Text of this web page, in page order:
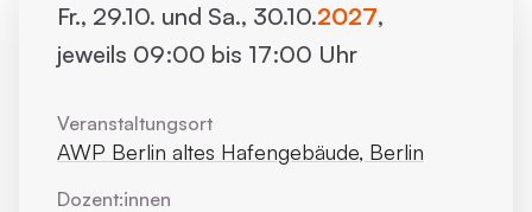
Fr., 29.10. und Sa., 30.10.2027,
jeweils 09:00 bis 17:00 Uhr
Veranstaltungsort
AWP Berlin altes Hafengebäude, Berlin
Dozent:innen